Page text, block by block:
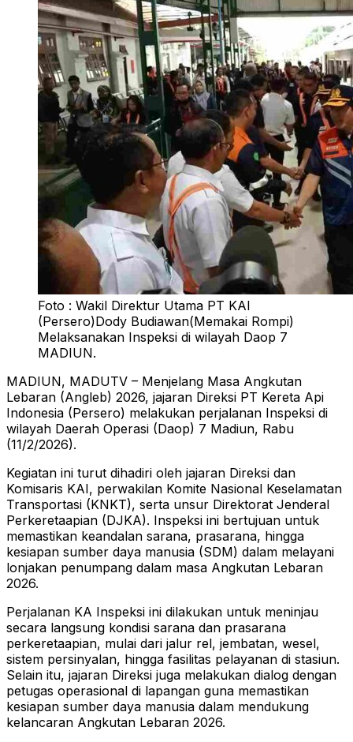
Foto : Wakil Direktur Utama PT KAI
(Persero)Dody Budiawan(Memakai Rompi)
Melaksanakan Inspeksi di wilayah Daop 7
MADIUN.
MADIUN, MADUTV – Menjelang Masa Angkutan
Lebaran (Angleb) 2026, jajaran Direksi PT Kereta Api
Indonesia (Persero) melakukan perjalanan Inspeksi di
wilayah Daerah Operasi (Daop) 7 Madiun, Rabu
(11/2/2026).
Kegiatan ini turut dihadiri oleh jajaran Direksi dan
Komisaris KAI, perwakilan Komite Nasional Keselamatan
Transportasi (KNKT), serta unsur Direktorat Jenderal
Perkeretaapian (DJKA). Inspeksi ini bertujuan untuk
memastikan keandalan sarana, prasarana, hingga
kesiapan sumber daya manusia (SDM) dalam melayani
lonjakan penumpang dalam masa Angkutan Lebaran
2026.
Perjalanan KA Inspeksi ini dilakukan untuk meninjau
secara langsung kondisi sarana dan prasarana
perkeretaapian, mulai dari jalur rel, jembatan, wesel,
sistem persinyalan, hingga fasilitas pelayanan di stasiun.
Selain itu, jajaran Direksi juga melakukan dialog dengan
petugas operasional di lapangan guna memastikan
kesiapan sumber daya manusia dalam mendukung
kelancaran Angkutan Lebaran 2026.